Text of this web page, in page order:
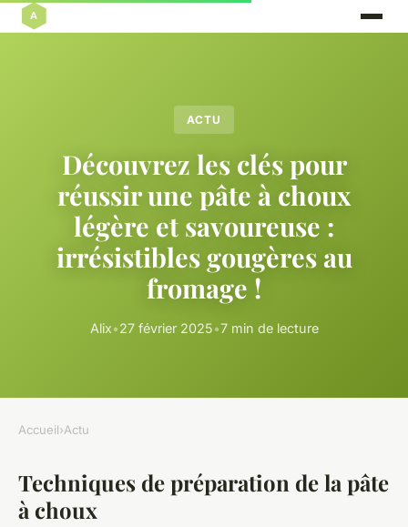
ACTU
Découvrez les clés pour
réussir une pâte à choux
légère et savoureuse :
irrésistibles gougères au
fromage !
Alix•27 février 2025•7 min de lecture
Accueil›Actu
Techniques de préparation de la pâte
à choux